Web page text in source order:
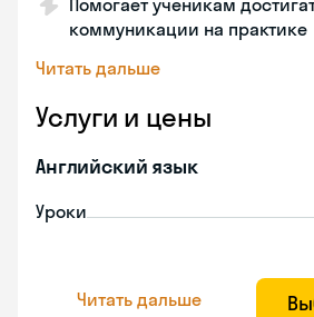
Помогает ученикам
коммуникации на практике
Читать дальше
Услуги и цены
Английский язык
Уроки
Читать дальше